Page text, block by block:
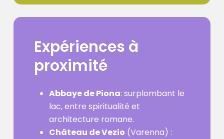
Expériences à
proximité
Abbaye de Piona: surplombant le
lac, entre spiritualité et
architecture romane.
Château de Vezio (Varenna) :